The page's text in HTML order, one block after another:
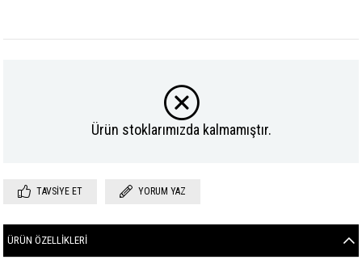
Ürün stoklarımızda kalmamıştır.
TAVSIYE ET YORUM YAZ
ÜRÜN ÖZELLIKLERI